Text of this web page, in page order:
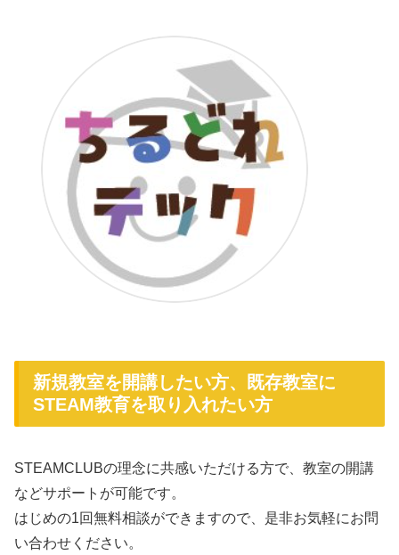
新規教室を開講したい方、既存教室に
STEAM教育を取り入れたい方
STEAMCLUBの理念に共感いただける方で、教室の開講
などサポートが可能です。
はじめの1回無料相談ができますので、是非お気軽にお問
い合わせください。